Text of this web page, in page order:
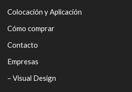
Colocación y Aplicación
Cómo comprar
Contacto
Empresas
– Visual Design